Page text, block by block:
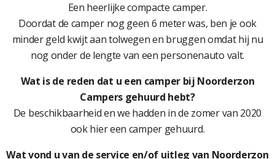
Een heerlijke compacte camper.
Doordat de camper nog geen 6 meter was, ben je ook
minder geld kwijt aan tolwegen en bruggen omdat hij nu
nog onder de lengte van een personenauto valt.
Wat is de reden dat u een camper bij Noorderzon
Campers gehuurd hebt?
De beschikbaarheid en we hadden in de zomer van 2020
ook hier een camper gehuurd.
Wat vond u van de service en/of uitleg van Noorderzon